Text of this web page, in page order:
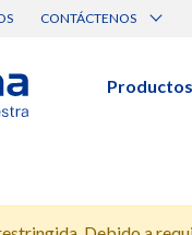
CONTÁCTENOS
Canal de Ética Eurofarma
Productos